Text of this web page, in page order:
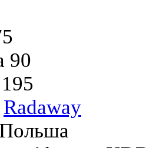
90
195
Radaway
Польша